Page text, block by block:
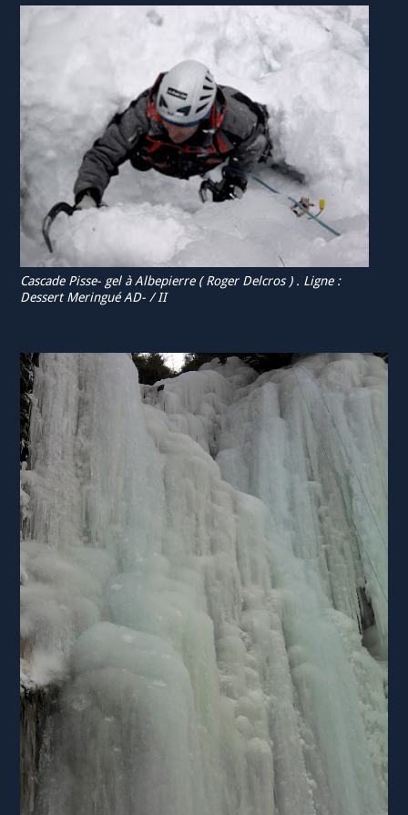
Cascade Pisse- gel à Albepierre ( Roger Delcros ) . Ligne :
Dessert Meringué AD- / II